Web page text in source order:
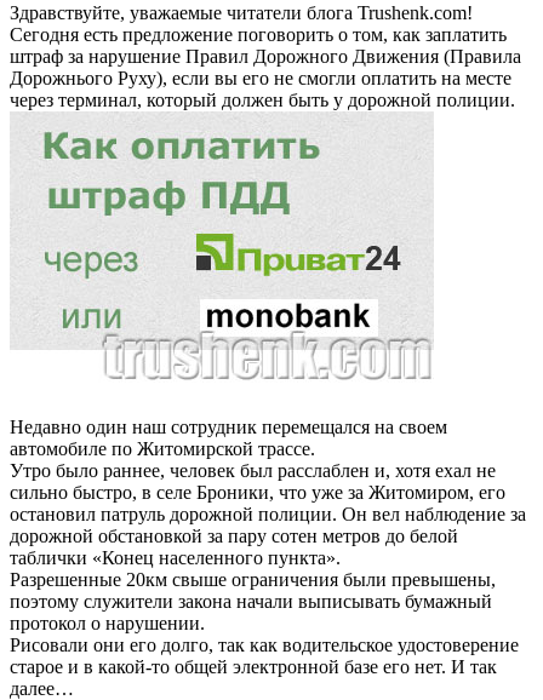
Здравствуйте, уважаемые читатели блога Trushenk.com!
Сегодня есть предложение поговорить о том, как заплатить
штраф за нарушение Правил Дорожного Движения (Правила
Дорожнього Руху), если вы его не смогли оплатить на месте
через терминал, который должен быть у дорожной полиции.
Недавно один наш сотрудник перемещался на своем
автомобиле по Житомирской трассе.
Утро было раннее, человек был расслаблен и, хотя ехал не
сильно быстро, в селе Броники, что уже за Житомиром, его
остановил патруль дорожной полиции. Он вел наблюдение за
дорожной обстановкой за пару сотен метров до белой
таблички «Конец населенного пункта».
Разрешенные 20км свыше ограничения были превышены,
поэтому служители закона начали выписывать бумажный
протокол о нарушении.
Рисовали они его долго, так как водительское удостоверение
старое и в какой-то общей электронной базе его нет. И так
далее…